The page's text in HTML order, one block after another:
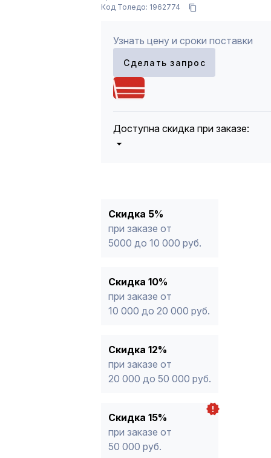
Код Толедо: 1962774
Узнать цену и сроки поставки
Сделать запрос
Доступна скидка при заказе:
* -Для заказов, состоящих
продукции, максимальная скидка
Скидка 5%
при заказе от
5000 до 10 000 руб.
Скидка 10%
при заказе от
10 000 до 20 000 руб.
Скидка 12%
при заказе от
20 000 до 50 000 руб.
Скидка 15%
при заказе от
50 000 руб.